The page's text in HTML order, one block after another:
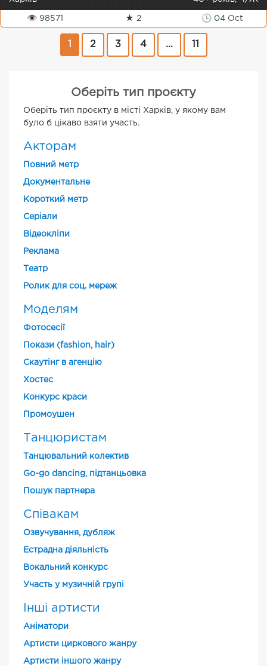
👁 98571 ★ 2 🕒 04 Oct
2 3 4 ...
Оберіть тип проєкту
Оберіть тип проєкту в місті Харків, у якому вам
було б цікаво взяти участь.
Акторам
Повний метр
Документальне
Короткий метр
Cеріали
Відеокліпи
Реклама
Театр
Ролик для соц. мереж
Моделям
Фотосесії
Покази (fashion, hair)
Скаутінг в агенцію
Хостес
Конкурс краси
Промоушен
Танцюристам
Танцювальний колектив
Go-go dancing, підтанцьовка
Пошук партнера
Співакам
Озвучування, дубляж
Естрадна діяльність
Вокальний конкурс
Участь у музичній групі
Інші артисти
Аніматори
Артисти циркового жанру
Артисти іншого жанру